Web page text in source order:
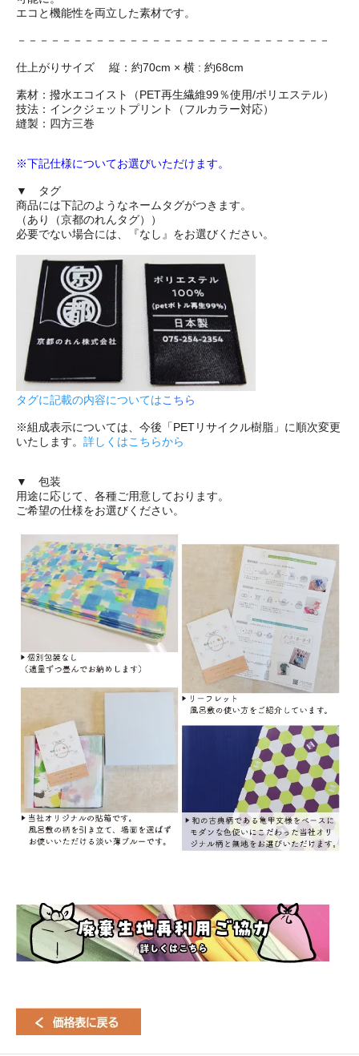
エコと機能性を両立した素材です。
－－－－－－－－－－－－－－－－－－－－－－－－－－－－
仕上がりサイズ 縦：約70cm × 横 : 約68cm
素材：撥水エコイスト（PET再生繊維99％使用/ポリエステル）
技法：インクジェットプリント（フルカラー対応）
縫製：四方三巻
※下記仕様についてお選びいただけます。
▼ タグ
商品には下記のようなネームタグがつきます。
（あり（京都のれんタグ））
必要でない場合には、『なし』をお選びください。
タグに記載の内容についてはこちら
※組成表示については、今後「PETリサイクル樹脂」に順次変更
いたします。 詳しくはこちらから
▼ 包装
用途に応じて、各種ご用意しております。
ご希望の仕様をお選びください。